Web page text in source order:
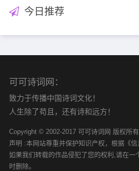
今日推荐
可可诗词网：
致力于传播中国诗词文化！
人生除了苟且，还有诗和远方！
Copyright © 2002-2017 可可诗词网 版权所
声明 :本网站尊重并保护知识产权，根据《信
如果我们转载的作品侵犯了您的权利,请在一
时删除。